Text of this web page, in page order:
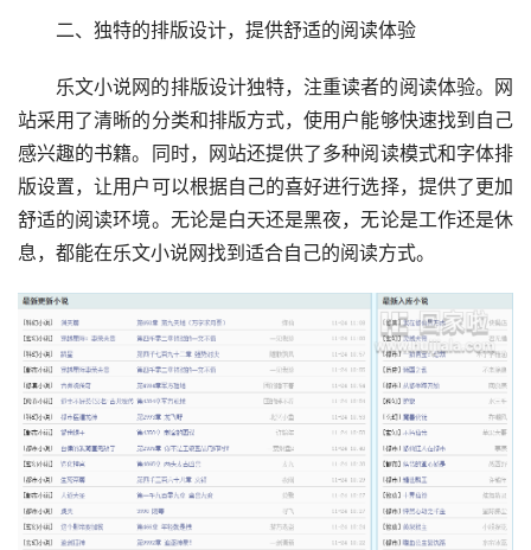
二、独特的排版设计，提供舒适的阅读体验
乐文小说网的排版设计独特，注重读者的阅读体验。网
站采用了清晰的分类和排版方式，使用户能够快速找到自己
感兴趣的书籍。同时，网站还提供了多种阅读模式和字体排
版设置，让用户可以根据自己的喜好进行选择，提供了更加
舒适的阅读环境。无论是白天还是黑夜，无论是工作还是休
息，都能在乐文小说网找到适合自己的阅读方式。